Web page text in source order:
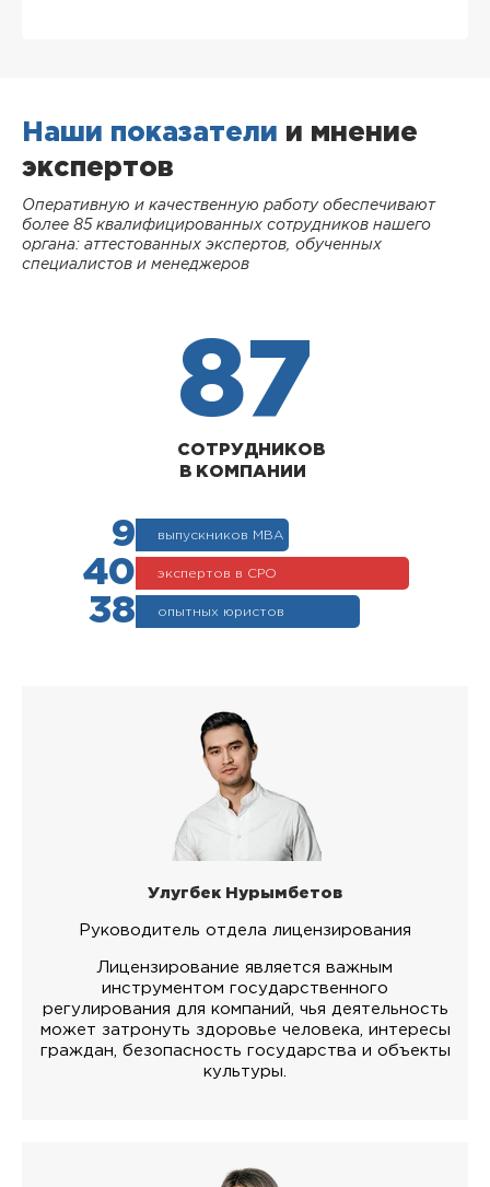
Наши показатели и мнение
экспертов
Оперативную и качественную работу обеспечивают
более 85 квалифицированных сотрудников нашего
органа: аттестованных экспертов, обученных
специалистов и менеджеров
87
СОТРУДНИКОВ
В КОМПАНИИ
9 выпускников МВА
40 экспертов в СРО
38 опытных юристов
Улугбек Нурымбетов
Руководитель отдела лицензирования
Лицензирование является важным
инструментом государственного
регулирования для компаний, чья деятельность
может затронуть здоровье человека, интересы
граждан, безопасность государства и объекты
культуры.